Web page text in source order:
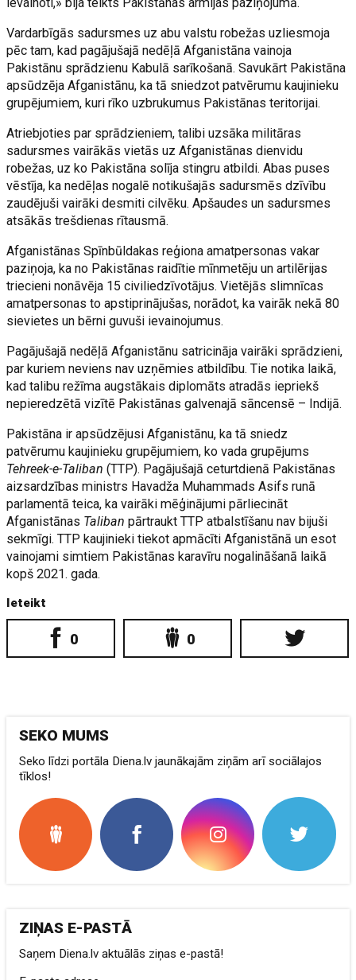
Vardarbīgās sadursmes uz abu valstu robežas uzliesmoja
pēc tam, kad pagājušajā nedēļā Afganistāna vainoja
Pakistānu sprādzienu Kabulā sarīkošanā. Savukārt Pakistāna
apsūdzēja Afganistānu, ka tā sniedzot patvērumu kaujinieku
grupējumiem, kuri rīko uzbrukumus Pakistānas teritorijai.
Atriebjoties par sprādzieniem, talibi uzsāka militāras
sadursmes vairākās vietās uz Afganistānas dienvidu
robežas, uz ko Pakistāna solīja stingru atbildi. Abas puses
vēstīja, ka nedēļas nogalē notikušajās sadursmēs dzīvību
zaudējuši vairāki desmiti cilvēku. Apšaudes un sadursmes
atsākās trešdienas rītausmā.
Afganistānas Spīnbūldakas reģiona amatpersonas vakar
paziņoja, ka no Pakistānas raidītie mīnmetēju un artilērijas
triecieni nonāvēja 15 civiliedzīvotājus. Vietējās slimnīcas
amatpersonas to apstiprinājušas, norādot, ka vairāk nekā 80
sievietes un bērni guvuši ievainojumus.
Pagājušajā nedēļā Afganistānu satricināja vairāki sprādzieni,
par kuriem neviens nav uzņēmies atbildību. Tie notika laikā,
kad talibu režīma augstākais diplomāts atradās iepriekš
nepieredzētā vizītē Pakistānas galvenajā sāncensē – Indijā.
Pakistāna ir apsūdzējusi Afganistānu, ka tā sniedz
patvērumu kaujinieku grupējumiem, ko vada grupējums
Tehreek-e-Taliban (TTP). Pagājušajā ceturtdienā Pakistānas
aizsardzības ministrs Havadža Muhammads Asifs runā
parlamentā teica, ka vairāki mēģinājumi pārliecināt
Afganistānas Talibanpārtraukt TTP atbalstīšanu nav bijuši
sekmīgi. TTP kaujinieki tiekot apmācīti Afganistānā un esot
vainojami simtiem Pakistānas karavīru nogalināšanā laikā
kopš 2021. gada.
Ieteikt
0 0
SEKO MUMS
Seko līdzi portāla Diena.lv jaunākajām ziņām arī sociālajos
tīklos!
ZIŅAS E-PASTĀ
Saņem Diena.lv aktuālās ziņas e-pastā!